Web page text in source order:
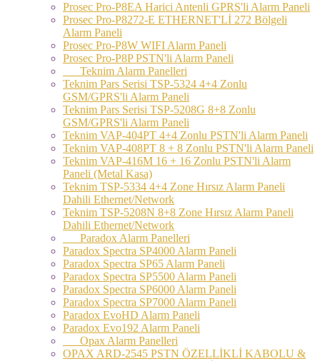
Prosec Pro-P8EA Harici Antenli GPRS'li Alarm Paneli
Prosec Pro-P8272-E ETHERNET'Lİ 272 Bölgeli
Alarm Paneli
Prosec Pro-P8W WIFI Alarm Paneli
Prosec Pro-P8P PSTN'li Alarm Paneli
Teknim Alarm Panelleri
Teknim Pars Serisi TSP-5324 4+4 Zonlu
GSM/GPRS'li Alarm Paneli
Teknim Pars Serisi TSP-5208G 8+8 Zonlu
GSM/GPRS'li Alarm Paneli
Teknim VAP-404PT 4+4 Zonlu PSTN'li Alarm Paneli
Teknim VAP-408PT 8 + 8 Zonlu PSTN'li Alarm Paneli
Teknim VAP-416M 16 + 16 Zonlu PSTN'li Alarm
Paneli (Metal Kasa)
Teknim TSP-5334 4+4 Zone Hırsız Alarm Paneli
Dahili Ethernet/Network
Teknim TSP-5208N 8+8 Zone Hırsız Alarm Paneli
Dahili Ethernet/Network
Paradox Alarm Panelleri
Paradox Spectra SP4000 Alarm Paneli
Paradox Spectra SP65 Alarm Paneli
Paradox Spectra SP5500 Alarm Paneli
Paradox Spectra SP6000 Alarm Paneli
Paradox Spectra SP7000 Alarm Paneli
Paradox EvoHD Alarm Paneli
Paradox Evo192 Alarm Paneli
Opax Alarm Panelleri
OPAX ARD-2545 PSTN ÖZELLİKLİ KABOLU &